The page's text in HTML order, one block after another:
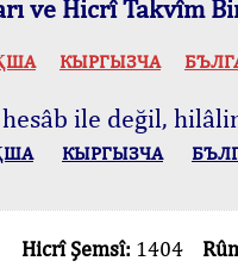
ve Hicrî Takvîm
КЫPГЫЗЧA
ile değil,
КЫPГЫЗЧA
Hicrî Şemsî: 1404